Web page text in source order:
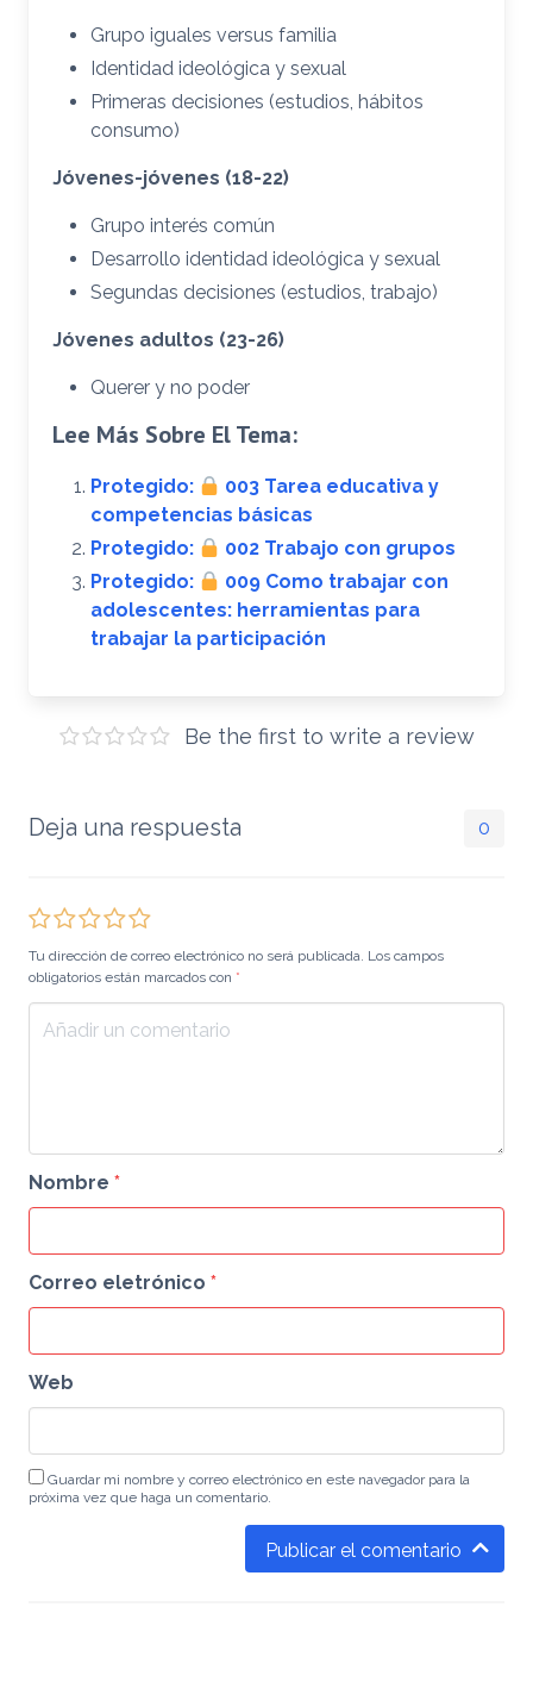
Grupo iguales versus familia
Identidad ideológica y sexual
Primeras decisiones (estudios, hábitos
consumo)
Jóvenes-jóvenes (18-22)
Grupo interés común
Desarrollo identidad ideológica y sexual
Segundas decisiones (estudios, trabajo)
Jóvenes adultos (23-26)
Querer y no poder
Lee Más Sobre El Tema:
Protegido:
003 Tarea educativa y
competencias básicas
Protegido:
002 Trabajo con grupos
Protegido:
009 Como trabajar con
adolescentes: herramientas para
trabajar la participación
Be the first to write a review
Deja una respuesta 0
Tu dirección de correo electrónico no será publicada. Los campos
obligatorios están marcados con *
Nombre *
Correo eletrónico *
Web
Guardar mi nombre y correo electrónico en este navegador para la
próxima vez que haga un comentario.
Publicar el comentario